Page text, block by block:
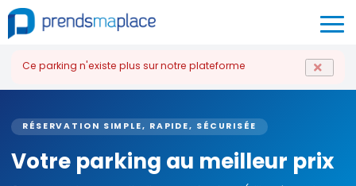
Ce parking n'existe plus sur notre plateforme
RÉSERVATION SIMPLE, RAPIDE, SÉCURISÉE
Votre parking au meilleur prix